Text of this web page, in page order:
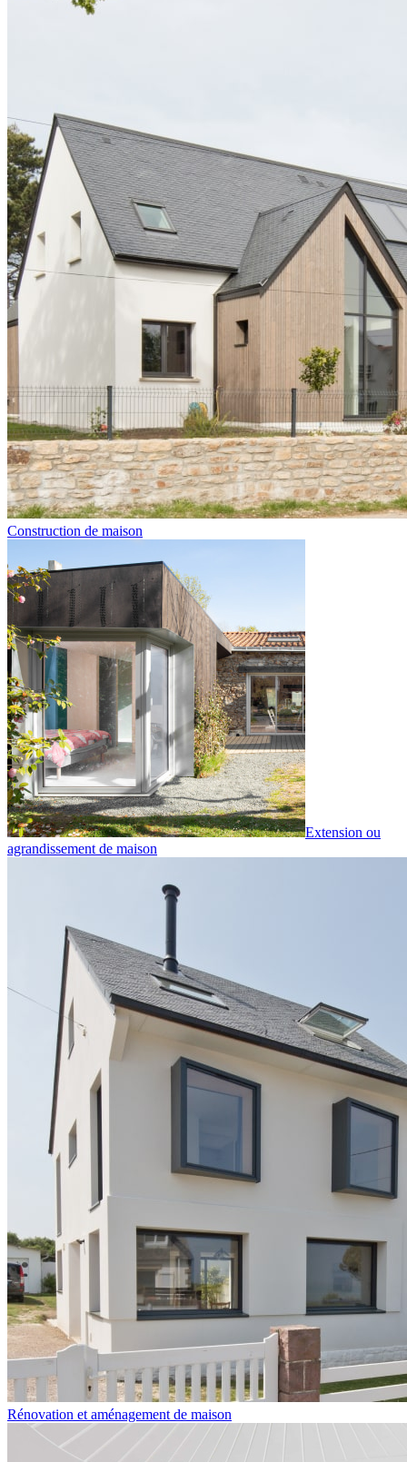
Construction de maison
Extension ou
agrandissement de maison
Rénovation et aménagement de maison